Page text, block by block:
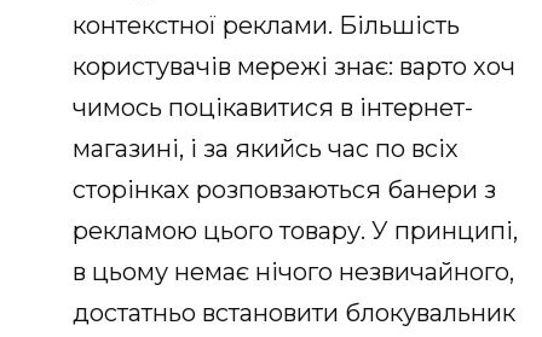
контекстної реклами. Більшість
користувачів мережі знає: варто хоч
чимось поцікавитися в інтернет-
магазині, і за якийсь час по всіх
сторінках розповзаються банери з
рекламою цього товару. У принципі,
в цьому немає нічого незвичайного,
достатньо встановити блокувальник